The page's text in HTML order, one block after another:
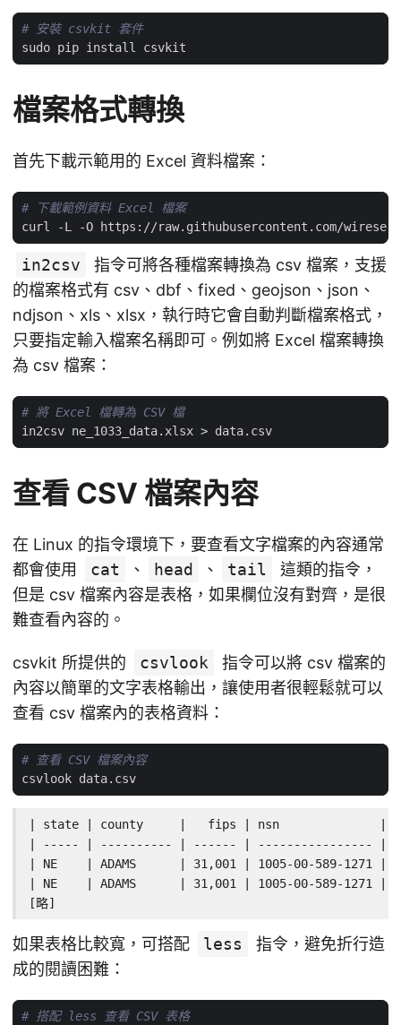
# 安裝 csvkit 套件
檔案格式轉換
首先下載示範用的 Excel 資料檔案：
# 下載範例資料 Excel 檔案
in2csv
指令可將各種檔案轉換為 csv 檔案，支援
的檔案格式有 csv、dbf、fixed、geojson、json、
ndjson、xls、xlsx，執行時它會自動判斷檔案格式，
只要指定輸入檔案名稱即可。例如將 Excel 檔案轉換
為 csv 檔案：
# 將 Excel 檔轉為 CSV 檔
查看 CSV 檔案內容
在 Linux 的指令環境下，要查看文字檔案的內容通常
都會使用
cat 、 head 、 tail
這類的指令，
但是 csv 檔案內容是表格，如果欄位沒有對齊，是很
難查看內容的。
csvkit 所提供的 csvlook
指令可以將 csv 檔案的
內容以簡單的文字表格輸出，讓使用者很輕鬆就可以
查看 csv 檔案內的表格資料：
# 查看 CSV 檔案內容
| state | county     |   fips | nsn              |
| ----- | ---------- | ------ | ---------------- |
| NE    | ADAMS      | 31,001 | 1005-00-
| NE    | ADAMS      | 31,001 | 1005-00-
[略]
如果表格比較寬，可搭配 less
指令，避免折行造
成的閱讀困難：
# 搭配 less 查看 CSV 表格